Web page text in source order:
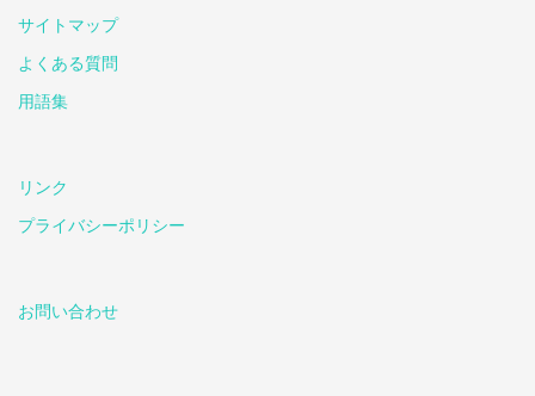
サイトマップ
よくある質問
用語集
リンク
プライバシーポリシー
お問い合わせ